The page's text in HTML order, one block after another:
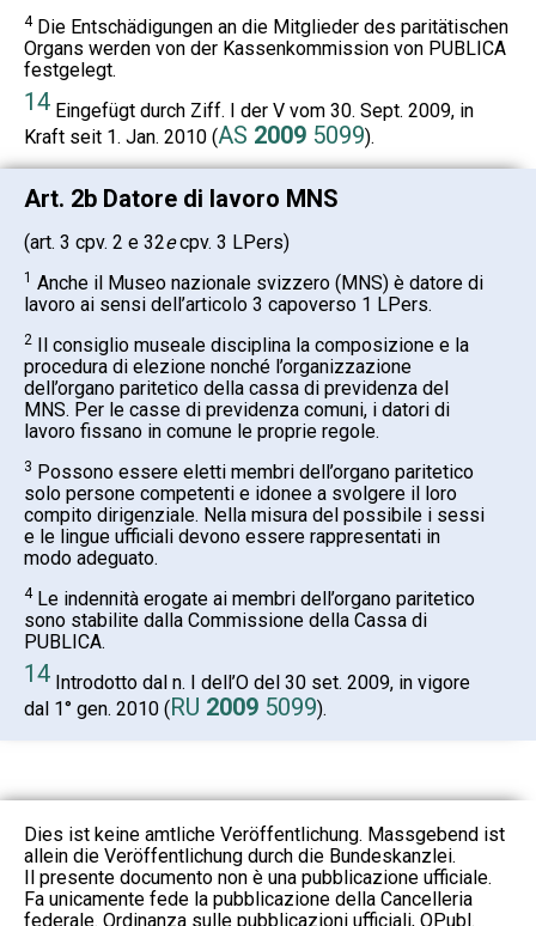
4Die Entschädigungen an die Mitglieder des paritätischen
Organs werden von der Kassenkommission von PUBLICA
festgelegt.
14 Eingefügt durch Ziff. I der V vom 30. Sept. 2009, in
Kraft seit 1. Jan. 2010 (AS 2009 5099).
Art. 2b Datore di lavoro MNS
(art. 3 cpv. 2 e 32ecpv. 3 LPers)
1 Anche il Museo nazionale svizzero (MNS) è datore di
lavoro ai sensi dell’articolo 3 capoverso 1 LPers.
2 Il consiglio museale disciplina la composizione e la
procedura di elezione nonché l’organizzazione
dell’organo paritetico della cassa di previdenza del
MNS. Per le casse di previdenza comuni, i datori di
lavoro fissano in comune le proprie regole.
3 Possono essere eletti membri dell’organo paritetico
solo persone competenti e idonee a svolgere il loro
compito dirigenziale. Nella misura del possibile i sessi
e le lingue ufficiali devono essere rappresentati in
modo adeguato.
4Le indennità erogate ai membri dell’organo paritetico
sono stabilite dalla Commissione della Cassa di
PUBLICA.
14 Introdotto dal n. I dell’O del 30 set. 2009, in vigore
dal 1° gen. 2010 (RU 2009 5099).
Dies ist keine amtliche Veröffentlichung. Massgebend ist
allein die Veröffentlichung durch die Bundeskanzlei.
Il presente documento non è una pubblicazione ufficiale.
Fa unicamente fede la pubblicazione della Cancelleria
federale. Ordinanza sulle pubblicazioni ufficiali, OPubl.